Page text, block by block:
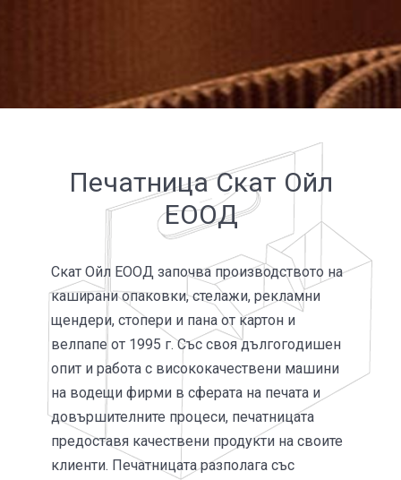
Печатница Скат Ойл
ЕООД
Скат Ойл ЕООД започва производ­ството на
каши­рани опаковки, стелажи, рекламни
щенде­ри, стопери и пана от картон и
велпапе от 1995 г. Със своя дългого­дишен
опит и работа с високо­качест­вени машини
на водещи фирми в сфера­та на печата и
довърши­тел­ните процеси, печатни­цата
предос­тавя качествени продукти на своите
клиенти. Печатницата разполага със